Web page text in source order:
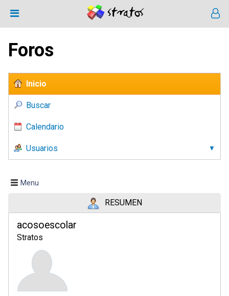
Foros
Inicio
Buscar
Calendario
Usuarios
Menu
RESUMEN
acosoescolar
Stratos